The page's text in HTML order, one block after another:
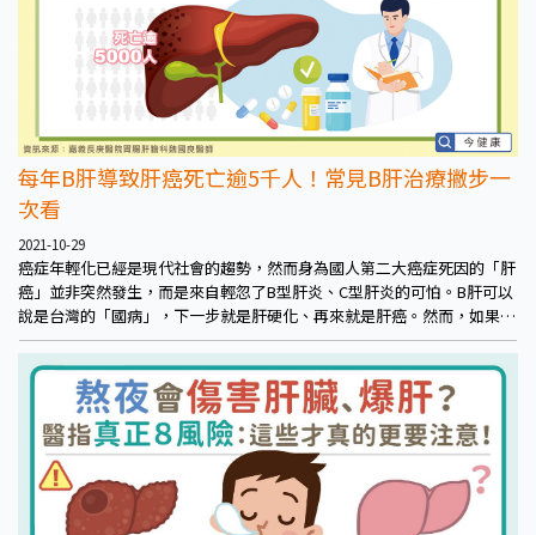
每年B肝導致肝癌死亡逾5千人！常見B肝治療撇步一
次看
2021-10-29
癌症年輕化已經是現代社會的趨勢，然而身為國人第二大癌症死因的「肝
癌」並非突然發生，而是來自輕忽了B型肝炎、C型肝炎的可怕。B肝可以
說是台灣的「國病」，下一步就是肝硬化、再來就是肝癌。然而，如果本
身有肝癌的家族史，不但更容易在年輕時得到肝癌，甚至會直接跳過肝硬
化的步驟。